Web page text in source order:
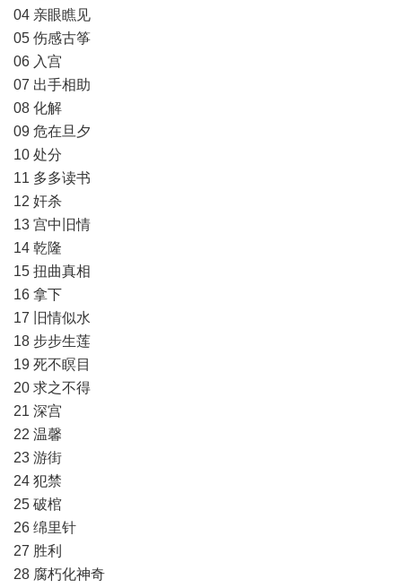
04 亲眼瞧见
05 伤感古筝
06 入宫
07 出手相助
08 化解
09 危在旦夕
10 处分
11 多多读书
12 奸杀
13 宫中旧情
14 乾隆
15 扭曲真相
16 拿下
17 旧情似水
18 步步生莲
19 死不瞑目
20 求之不得
21 深宫
22 温馨
23 游街
24 犯禁
25 破棺
26 绵里针
27 胜利
28 腐朽化神奇